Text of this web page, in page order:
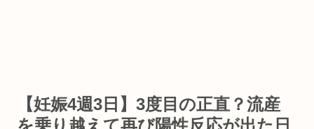
【妊娠4週3日】3度目の正直？流産